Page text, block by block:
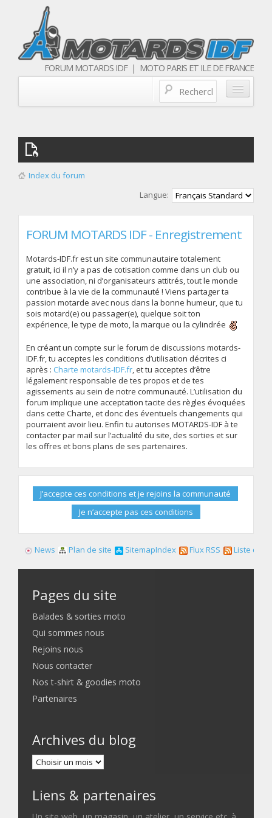
FORUM MOTARDS IDF | MOTO PARIS ET ILE DE FRANCE
Forum
Balades & sorties moto
Index du forum
Langue:
FORUM MOTARDS IDF - Enregistrement
Motards-IDF.fr est un site communautaire totalement
gratuit, ici il n’y a pas de cotisation comme dans un club ou
une association, ni d’organisateurs attitrés, tout le monde
contribue à la vie de la communauté ! Viens partager ta
passion motarde avec nous dans la bonne humeur, que tu
sois motard(e) ou passager(e), quelque soit ton
expérience, le type de moto, la marque ou la cylindrée
En créant un compte sur le forum de discussions motards-
IDF.fr, tu acceptes les conditions d’utilisation décrites ci
après : Charte motards-IDF.fr, et tu acceptes d’être
légalement responsable de tes propos et de tes
agissements au sein de notre communauté. L’utilisation du
forum implique une acceptation tacite des règles évoquées
dans cette Charte, et donc des éventuels changements qui
pourraient avoir lieu. Enfin tu autorises MOTARDS-IDF à te
contacter par mail sur l’actualité du site, des sorties et sur
les offres et bons plans de ses partenaires.
News Plan de site SitemapIndex Flux RSS Liste des
Pages du site
Balades & sorties moto
Qui sommes nous
Rejoins nous
Nous contacter
Nos t-shirt & goodies moto
Partenaires
Archives du blog
Liens & partenaires